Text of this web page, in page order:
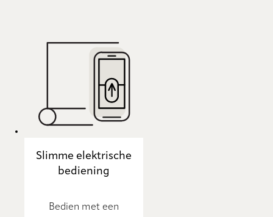
Slimme elektrische
bediening
Bedien met een